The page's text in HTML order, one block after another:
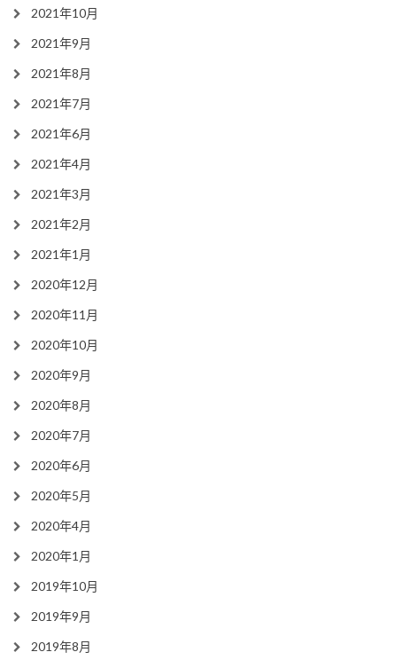
2021年10月
2021年9月
2021年8月
2021年7月
2021年6月
2021年4月
2021年3月
2021年2月
2021年1月
2020年12月
2020年11月
2020年10月
2020年9月
2020年8月
2020年7月
2020年6月
2020年5月
2020年4月
2020年1月
2019年10月
2019年9月
2019年8月